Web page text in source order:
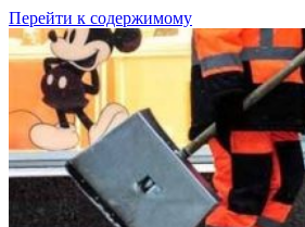
Перейти к содержимому